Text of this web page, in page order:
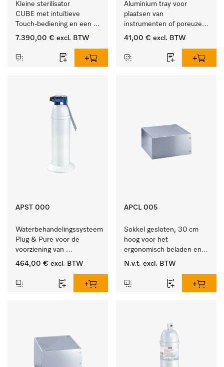
Kleine sterilisator
CUBE met intuïtieve
Touch-bediening en een
instrumentcapaciteit van
7.390,00 € excl. BTW
Aluminium tray voor
plaatsen van
instrumenten of poreuze
goederen, groot.
41,00 € excl. BTW
APST 000
Waterbehandelingssysteem
Plug & Pure voor de
voorziening van
gedemineraliseerd water.
464,00 € excl. BTW
APCL 005
Sokkel gesloten, 30 cm
hoog voor het
ergonomisch beladen en
legen van de wasmachine
N.v.t. excl. BTW